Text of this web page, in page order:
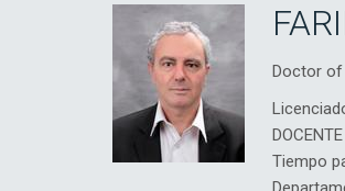
Doctor of
Tiempo